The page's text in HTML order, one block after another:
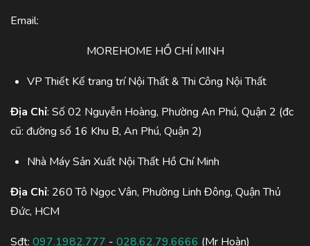
Email:
MOREHOME HỒ CHÍ MINH
VP Thiết Kế trang trí Nội Thất & Thi Công Nội Thất
Địa Chỉ: Số 02 Nguyễn Hoàng, Phường An Phú, Quận 2 (đc
cũ: đường số 16 Khu B, An Phú, Quận 2)
Nhà Máy Sản Xuất Nội Thất Hồ Chí Minh
Địa Chỉ: 260 Tô Ngọc Vân, Phường Linh Đông, Quận Thủ
Đức, HCM
Sđt: 097.1982.777 - 028.62.79.6666 (Mr Hoàn)